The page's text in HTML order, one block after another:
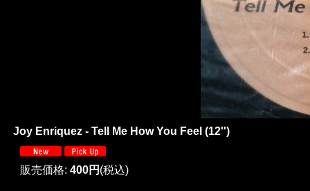
Joy Enriquez - Tell Me How You Feel (12'')
販売価格: 400円 (税込)